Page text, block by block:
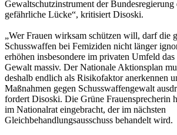
Gewaltschutzinstrument der Bundesregierung
gefährliche Lücke“, kritisiert Disoski.
„Wer Frauen wirksam schützen will, darf die
Schusswaffen bei Femiziden nicht länger
erhöhen insbesondere im privaten Umfeld
Gewalt massiv. Der Nationale Aktionsplan
deshalb endlich als Risikofaktor anerkennen
Maßnahmen gegen Schusswaffengewalt
fordert Disoski. Die Grüne Frauensprecherin
im Nationalrat eingebracht, der im nächsten
Gleichbehandlungsausschuss behandelt wird.